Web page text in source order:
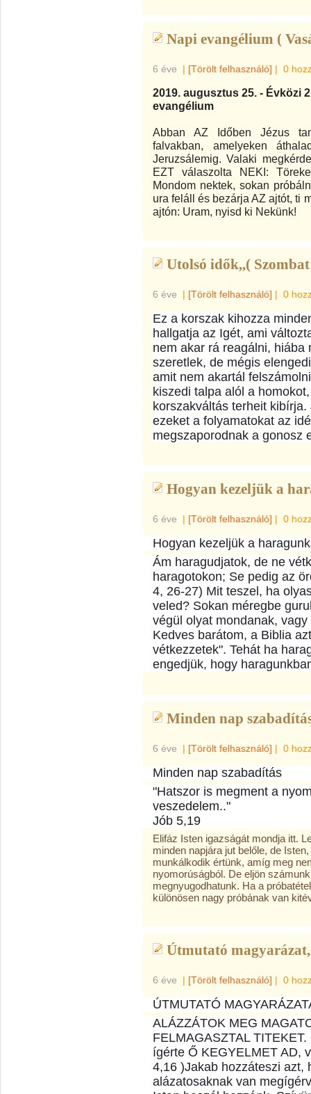
Napi evangélium (
6 éve | [Törölt felhasználó] | 0
2019. augusztus 25. - Évközi
evangélium
Abban AZ Időben Jézus
falvakban, amelyeken
Jeruzsálemig. Valaki
EZT válaszolta NEKI:
Mondom nektek, sokan
ura feláll és bezárja AZ ajtót, ti
ajtón: Uram, nyisd ki Nekünk!
Utolsó idők,,(
6 éve | [Törölt felhasználó] | 0
Ez a korszak kihozza
hallgatja az Igét, ami
nem akar rá reagálni, hiába
szeretlek, de mégis
amit nem akartál
kiszedi talpa alól a
korszakváltás terheit
ezeket a folyamatokat az
megszaporodnak a gonosz
Hogyan kezeljük a
6 éve | [Törölt felhasználó] | 0
Hogyan kezeljük a
Ám haragudjatok, de ne
haragotokon; Se pedig az
4, 26-27) Mit teszel, ha
veled? Sokan méregbe
végül olyat mondanak,
Kedves barátom, a Biblia
vétkezzetek". Tehát ha
engedjük, hogy
Minden nap
6 éve | [Törölt felhasználó] | 0
Minden nap szabadítás
"Hatszor is megment a
veszedelem.."
Jób 5,19
Elifáz Isten igazságát mondja itt.
minden napjára jut belőle, de
munkálkodik értünk, amíg meg
nyomorúságból. De eljön
megnyugodhatunk. Ha a
különösen nagy próbának van
Útmutató
6 éve | [Törölt felhasználó] | 0
ÚTMUTATÓ
ALÁZZÁTOK MEG
FELMAGASZTAL
ígérte Ő KEGYELMET AD,
4,16 )Jakab hozzáteszi azt,
alázatosaknak van